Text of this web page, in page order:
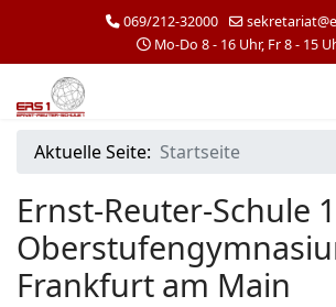
069/212-32000
Mo-Do 8 - 16 Uhr, Fr 8 - 15
Aktuelle Seite: Startseite
Ernst-Reuter-Schule
Frankfurt am Main